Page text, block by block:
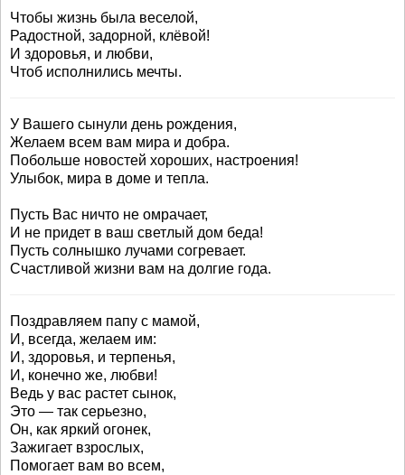
Чтобы жизнь была веселой,
Радостной, задорной, клёвой!
И здоровья, и любви,
Чтоб исполнились мечты.
У Вашего сынули день рождения,
Желаем всем вам мира и добра.
Побольше новостей хороших, настроения!
Улыбок, мира в доме и тепла.
Пусть Вас ничто не омрачает,
И не придет в ваш светлый дом беда!
Пусть солнышко лучами согревает.
Счастливой жизни вам на долгие года.
Поздравляем папу с мамой,
И, всегда, желаем им:
И, здоровья, и терпенья,
И, конечно же, любви!
Ведь у вас растет сынок,
Это — так серьезно,
Он, как яркий огонек,
Зажигает взрослых,
Помогает вам во всем,